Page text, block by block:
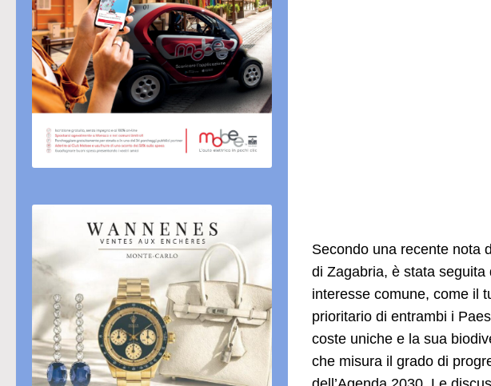
Secondo una recente nota
di Zagabria, è stata
interesse comune, come il
prioritario di entrambi i
coste uniche e la sua
che misura il grado di